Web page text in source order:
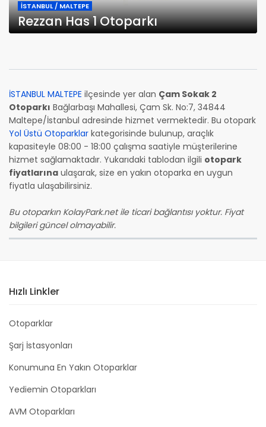
İSTANBUL / MALTEPE
Rezzan Has 1 Otoparkı
İSTANBUL MALTEPE ilçesinde yer alan Çam Sokak 2
Otoparkı Bağlarbaşı Mahallesi, Çam Sk. No:7, 34844
Maltepe/İstanbul adresinde hizmet vermektedir. Bu otopark
Yol Üstü Otoparklar kategorisinde bulunup, araçlık
kapasiteyle 08:00 - 18:00 çalışma saatiyle müşterilerine
hizmet sağlamaktadır. Yukarıdaki tablodan ilgili otopark
fiyatlarına ulaşarak, size en yakın otoparka en uygun
fiyatla ulaşabilirsiniz.
Bu otoparkın KolayPark.net ile ticari bağlantısı yoktur. Fiyat
bilgileri güncel olmayabilir.
Hızlı Linkler
Otoparklar
Şarj İstasyonları
Konumuna En Yakın Otoparklar
Yediemin Otoparkları
AVM Otoparkları